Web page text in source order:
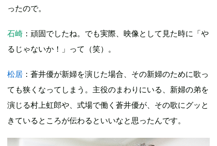
ったので。
石崎 ：頑固でしたね。でも実際、映像として見た時に「や
るじゃないか！」って（笑）。
松居 ：蒼井優が新婦を演じた場合、その新婦のために歌っ
ても狭くなってしまう。主役のまわりにいる、新婦の弟を
演じる村上虹郎や、式場で働く蒼井優が、その歌にグッと
きているところが伝わるといいなと思ったんです。